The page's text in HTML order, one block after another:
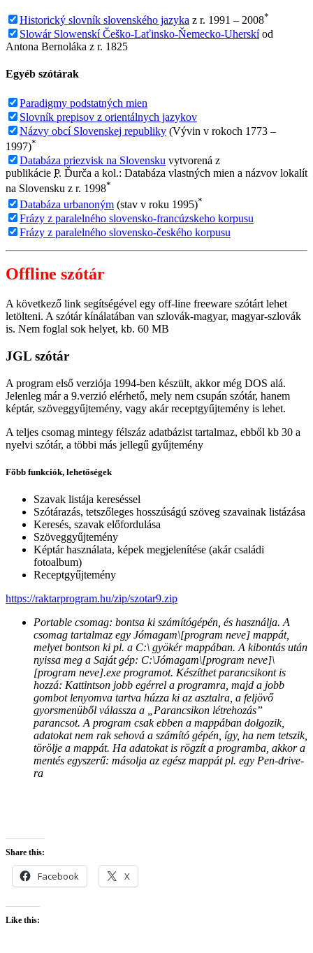
Historický slovník slovenského jazyka z r. 1991 – 2008*
Slowár Slowenskí Češko-Laťinsko-Ňemecko-Uherskíod
Antona Bernoláka z r. 1825
Egyéb szótárak
Paradigmy podstatných mien
Slovník prepisov z orientálnych jazykov
Názvy obcí Slovenskej republiky (Vývin v rokoch 1773 –
1997)*
Databáza priezvisk na Slovensku vytvorená z
publikácie P. Ďurča a kol.: Databáza vlastných mien a názvov lokalít
na Slovensku z r. 1998*
Databáza urbanoným (stav v roku 1995)*
Frázy z paralelného slovensko-francúzskeho korpusu
Frázy z paralelného slovensko-českého korpusu
Offline szótár
A következő link segítségével egy off-line freeware szótárt lehet
letölteni. A szótár kínálatában van szlovák-magyar, magyar-szlovák
is. Nem foglal sok helyet, kb. 60 MB
JGL szótár
A program első verziója 1994-ben készült, akkor még DOS alá.
Jelenleg már a 9.verzió elérhető, mely nem csupán szótár, hanem
képtár, szöveggyűjtemény, vagy akár receptgyűjtemény is lehet.
A teljes csomag mintegy félszáz adatbázist tartalmaz, ebből kb 30 a
nyelvi szótár, a többi más jellegű gyűjtemény
Főbb funkciók, lehetőségek
Szavak listája kereséssel
Szótárazás, tetszőleges hosszúságú szöveg szavainak listázása
Keresés, szavak előfordulása
Szöveggyűjtemény
Képtár használata, képek megjelenítése (akár családi
fotoalbum)
Receptgyűjtemény
https://raktarprogram.hu/zip/szotar9.zip
Portable csomag: bontsa ki számítógépén, és használja. A
csomag tartalmaz egy Jómagam\[program neve] mappát,
melyet bontson ki pl. a C:\ gyökér mappában. A kibontás után
nyissa meg a Saját gép: C:\Jómagam\[program neve]\
[program neve].exe programot. Készíthet parancsikont is
hozzá: Kattintson jobb egérrel a programra, majd a jobb
gombot lenyomva tartva húzza ki az asztalra, a feljövő
gyorsmenüből válassza a „Parancsikon létrehozás”
parancsot. A program csak ebben a mappában dolgozik,
adatokat nem rak sehová a számító gépén, így, ha nem tetszik,
törölje a mappát. Ha adatokat is rögzít a programba, akkor a
mentés egyszerű: másolja az egész mappát pl. egy Pen-drive-
ra
Share this:
Facebook X
Like this: